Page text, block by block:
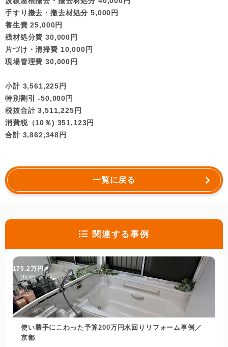
手すり撤去・撤去材処分 5,000円
養生費 25,000円
残材処分費 30,000円
片づけ・清掃費 10,000円
現場管理費 30,000円
小計 3,561,225円
特別割引 -50,000円
税抜合計 3,511,225円
消費税（10％) 351,123円
合計 3,862,348円
一覧に戻る
関連する事例
175.2万円
(税別)
使い勝手にこわった予算200万円水回りリフォーム事例／
京都